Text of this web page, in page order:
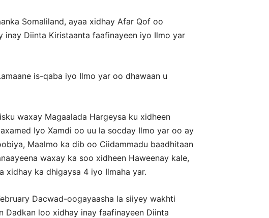
Somaliland, ayaa xidhay Afar Qof oo
inay Diinta Kiristaanta faafinayeen iyo Ilmo yar
is-qaba iyo Ilmo yar oo dhawaan u
waxay Magaalada Hargeysa ku xidheen
Iyo Xamdi oo uu la socday Ilmo yar oo ay
Maalmo ka dib oo Ciidammadu baadhitaan
waxay ka soo xidheen Haweenay kale,
xidhay ka dhigaysa 4 iyo Ilmaha yar.
Dacwad-oogayaasha la siiyey wakhti
Dadkan loo xidhay inay faafinayeen Diinta